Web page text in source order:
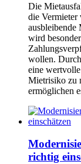
Die
die Vermieter
ausbleibende
wird
wollen.
eine
Mietrisiko zu
ermöglichen
richtig